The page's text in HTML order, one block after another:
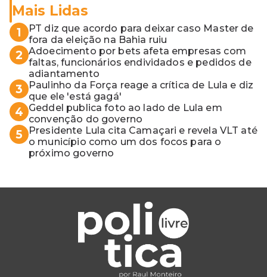
Mais Lidas
1
PT diz que acordo para deixar caso Master de
fora da eleição na Bahia ruiu
2 Adoecimento por bets afeta empresas com
faltas, funcionários endividados e pedidos de
adiantamento
3
Paulinho da Força reage a crítica de Lula e diz
que ele 'está gagá'
4 Geddel publica foto ao lado de Lula em
convenção do governo
5
Presidente Lula cita Camaçari e revela VLT até
o município como um dos focos para o
próximo governo